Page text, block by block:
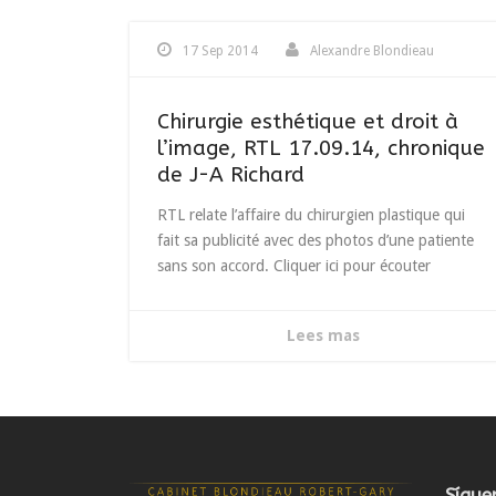
17 Sep 2014 Alexandre Blondieau
Chirurgie esthétique et droit à
l’image, RTL 17.09.14, chronique
de J-A Richard
RTL relate l’affaire du chirurgien plastique qui
fait sa publicité avec des photos d’une patiente
sans son accord. Cliquer ici pour écouter
Lees mas